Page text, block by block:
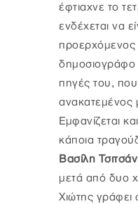
έφτιαχνε το
ενδέχεται να
προερχόμενος
δημοσιογράφο
πηγές του,
ανακατεμένος
Εμφανίζεται
κάποια
Βασίλη
μετά από δυο
Χιώτης γράφει